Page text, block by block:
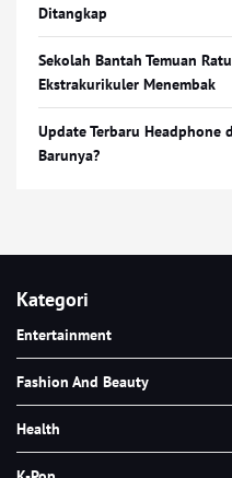
Ditangkap
Sekolah Bantah Temuan
Ekstrakurikuler Menembak
Update Terbaru Headphone
Barunya?
Kategori
Entertainment
Fashion And Beauty
Health